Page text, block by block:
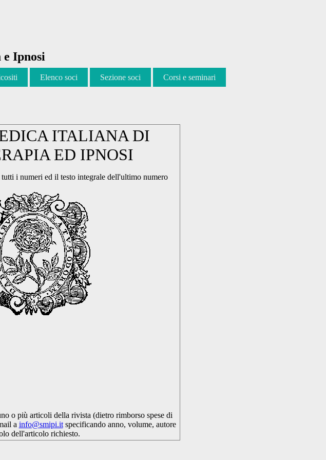
Ipnosi
Elenco soci Sezione soci Corsi e seminari
ITALIANA DI
ED IPNOSI
i numeri ed il testo integrale dell'ultimo numero
o più articoli della rivista (dietro rimborso spese di
a info@smipi.itspecificando anno, volume, autore
dell'articolo richiesto.